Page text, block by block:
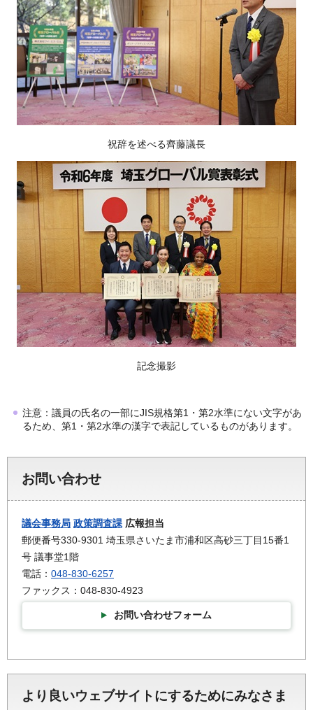
祝辞を述べる齊藤議長
記念撮影
注意：議員の氏名の一部にJIS規格第1・第2水準にない文字があ
るため、第1・第2水準の漢字で表記しているものがあります。
お問い合わせ
議会事務局 政策調査課 広報担当
郵便番号330-9301 埼玉県さいたま市浦和区高砂三丁目15番1
号 議事堂1階
電話： 048-830-6257
ファックス：048-830-4923
お問い合わせフォーム
より良いウェブサイトにするためにみなさま